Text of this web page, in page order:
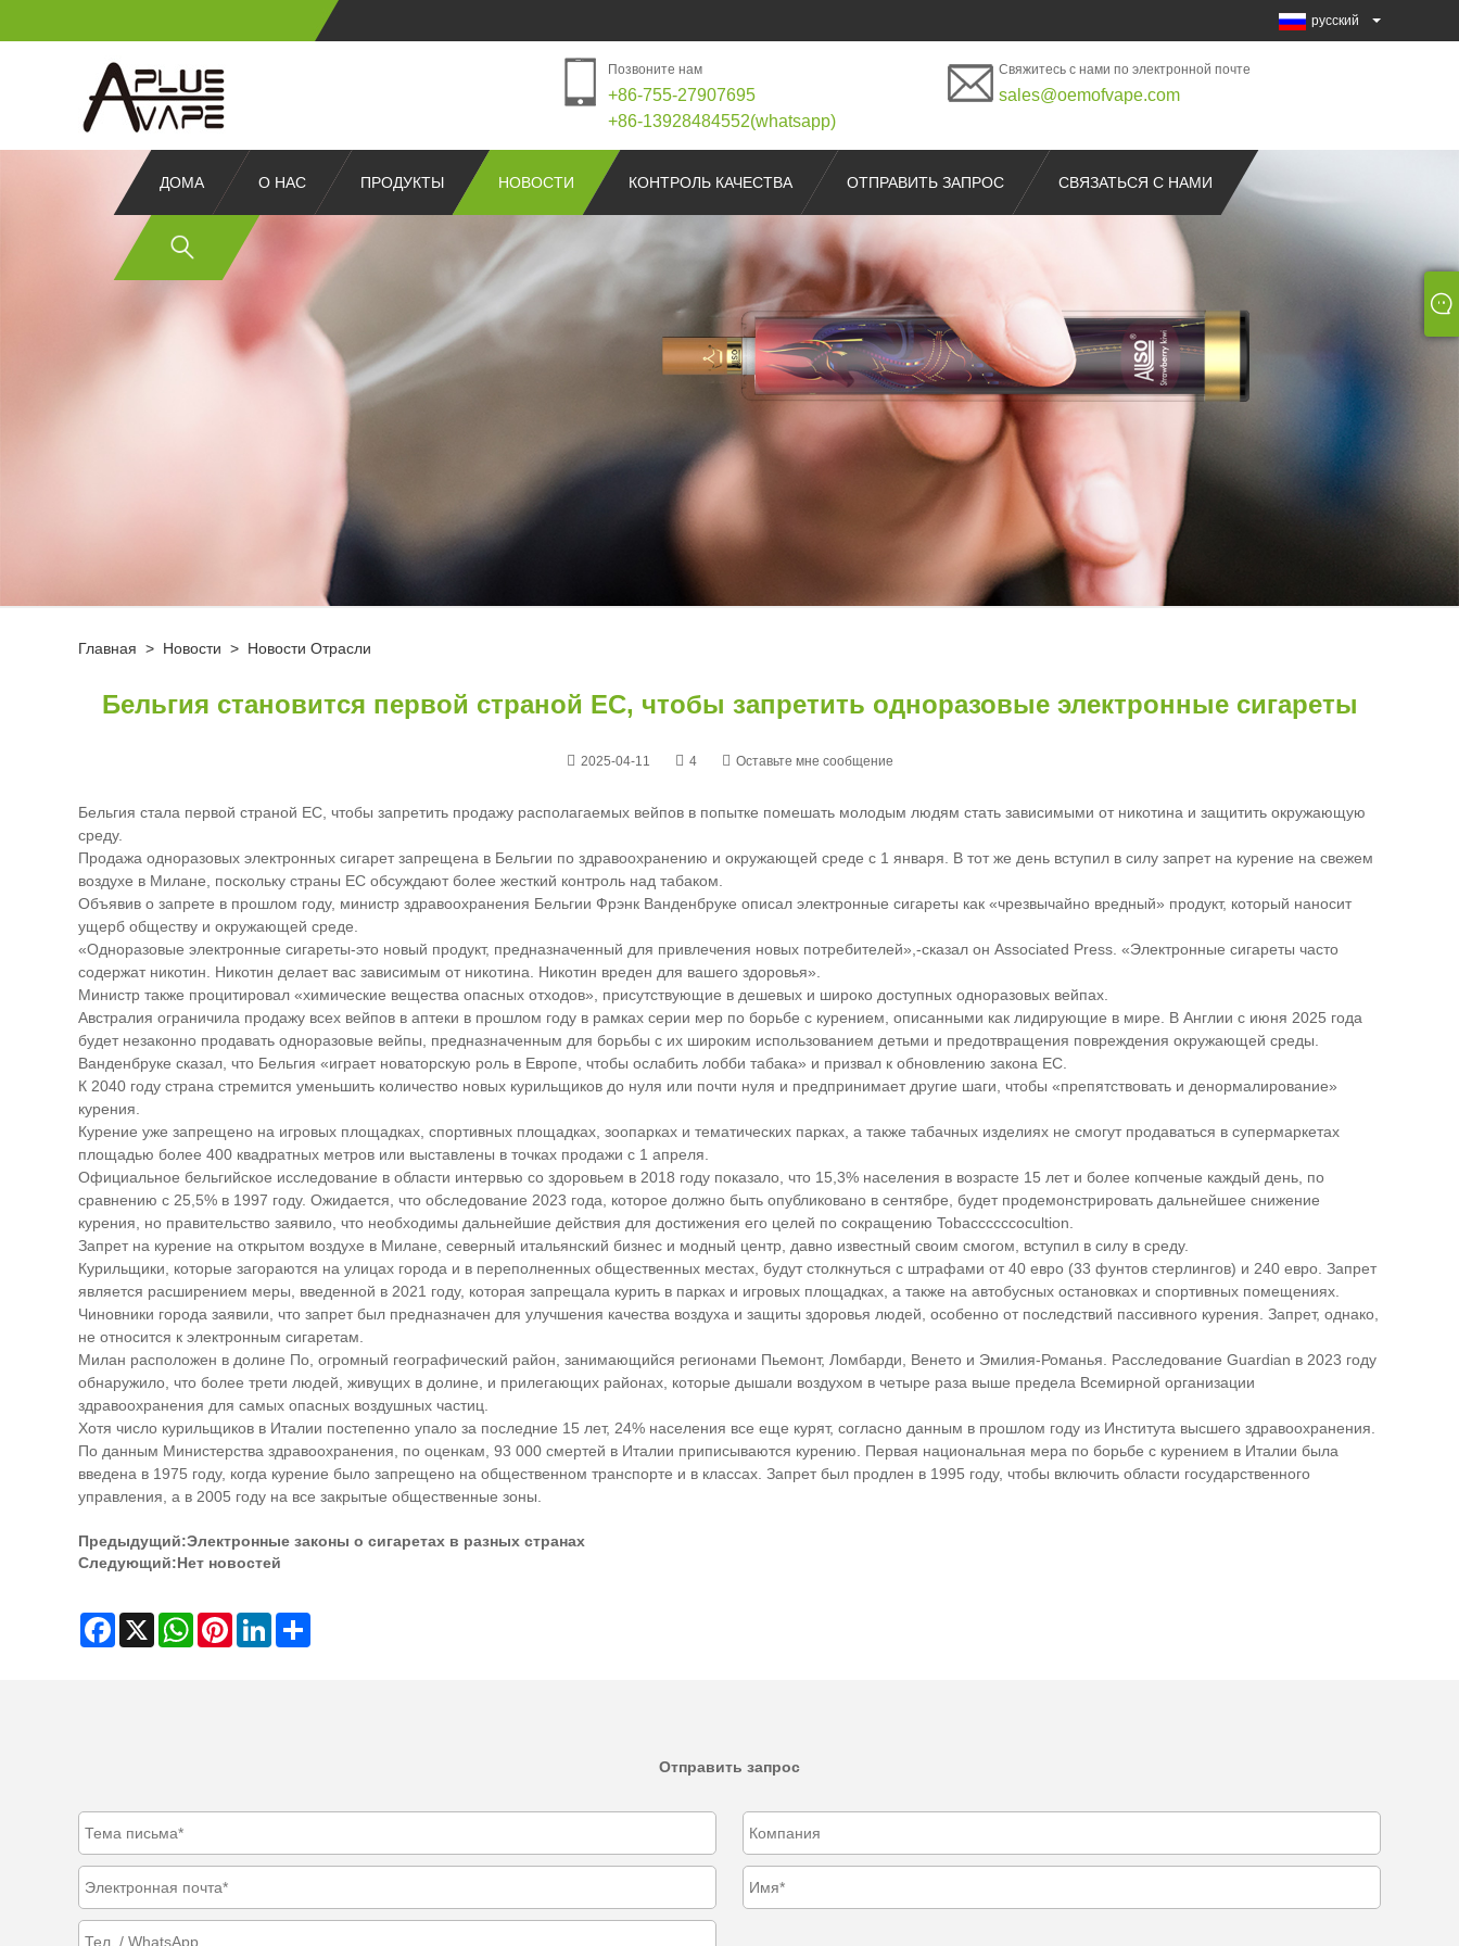
русский
Позвоните нам
+86-755-27907695
+86-13928484552(whatsapp)
Свяжитесь с нами по электронной почте
sales@oemofvape.com
ДОМА О НАС ПРОДУКТЫ НОВОСТИ КОНТРОЛЬ КАЧЕСТВА ОТПРАВИТЬ ЗАПРОС СВЯЗАТЬСЯ С НАМИ
Главная > Новости > Новости Отрасли
Бельгия становится первой страной ЕС, чтобы запретить одноразовые электронные сигареты
2025-04-11 4 Оставьте мне сообщение
Бельгия стала первой страной ЕС, чтобы запретить продажу располагаемых вейпов в попытке помешать молодым людям стать зависимыми от никотина и защитить окружающую
среду.
Продажа одноразовых электронных сигарет запрещена в Бельгии по здравоохранению и окружающей среде с 1 января. В тот же день вступил в силу запрет на курение на свежем
воздухе в Милане, поскольку страны ЕС обсуждают более жесткий контроль над табаком.
Объявив о запрете в прошлом году, министр здравоохранения Бельгии Фрэнк Ванденбруке описал электронные сигареты как «чрезвычайно вредный» продукт, который наносит
ущерб обществу и окружающей среде.
«Одноразовые электронные сигареты-это новый продукт, предназначенный для привлечения новых потребителей»,-сказал он Associated Press. «Электронные сигареты часто
содержат никотин. Никотин делает вас зависимым от никотина. Никотин вреден для вашего здоровья».
Министр также процитировал «химические вещества опасных отходов», присутствующие в дешевых и широко доступных одноразовых вейпах.
Австралия ограничила продажу всех вейпов в аптеки в прошлом году в рамках серии мер по борьбе с курением, описанными как лидирующие в мире. В Англии с июня 2025 года
будет незаконно продавать одноразовые вейпы, предназначенным для борьбы с их широким использованием детьми и предотвращения повреждения окружающей среды.
Ванденбруке сказал, что Бельгия «играет новаторскую роль в Европе, чтобы ослабить лобби табака» и призвал к обновлению закона ЕС.
К 2040 году страна стремится уменьшить количество новых курильщиков до нуля или почти нуля и предпринимает другие шаги, чтобы «препятствовать и денормалирование»
курения.
Курение уже запрещено на игровых площадках, спортивных площадках, зоопарках и тематических парках, а также табачных изделиях не смогут продаваться в супермаркетах
площадью более 400 квадратных метров или выставлены в точках продажи с 1 апреля.
Официальное бельгийское исследование в области интервью со здоровьем в 2018 году показало, что 15,3% населения в возрасте 15 лет и более копченые каждый день, по
сравнению с 25,5% в 1997 году. Ожидается, что обследование 2023 года, которое должно быть опубликовано в сентябре, будет продемонстрировать дальнейшее снижение
курения, но правительство заявило, что необходимы дальнейшие действия для достижения его целей по сокращению Tobaccccccocultion.
Запрет на курение на открытом воздухе в Милане, северный итальянский бизнес и модный центр, давно известный своим смогом, вступил в силу в среду.
Курильщики, которые загораются на улицах города и в переполненных общественных местах, будут столкнуться с штрафами от 40 евро (33 фунтов стерлингов) и 240 евро. Запрет
является расширением меры, введенной в 2021 году, которая запрещала курить в парках и игровых площадках, а также на автобусных остановках и спортивных помещениях.
Чиновники города заявили, что запрет был предназначен для улучшения качества воздуха и защиты здоровья людей, особенно от последствий пассивного курения. Запрет, однако,
не относится к электронным сигаретам.
Милан расположен в долине По, огромный географический район, занимающийся регионами Пьемонт, Ломбарди, Венето и Эмилия-Романья. Расследование Guardian в 2023 году
обнаружило, что более трети людей, живущих в долине, и прилегающих районах, которые дышали воздухом в четыре раза выше предела Всемирной организации
здравоохранения для самых опасных воздушных частиц.
Хотя число курильщиков в Италии постепенно упало за последние 15 лет, 24% населения все еще курят, согласно данным в прошлом году из Института высшего здравоохранения.
По данным Министерства здравоохранения, по оценкам, 93 000 смертей в Италии приписываются курению. Первая национальная мера по борьбе с курением в Италии была
введена в 1975 году, когда курение было запрещено на общественном транспорте и в классах. Запрет был продлен в 1995 году, чтобы включить области государственного
управления, а в 2005 году на все закрытые общественные зоны.
Предыдущий:Электронные законы о сигаретах в разных странах
Следующий:Нет новостей
Facebook WhatsAppPinterestLinkedIn
Отправить запрос